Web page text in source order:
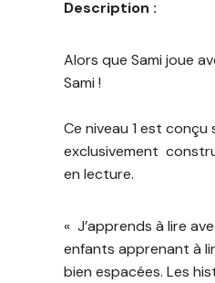
Description :
Alors que Sami joue
Sami !
Ce niveau 1 est
exclusivement
en lecture.
« J’apprends à lire
enfants apprenant à
bien espacées. Les